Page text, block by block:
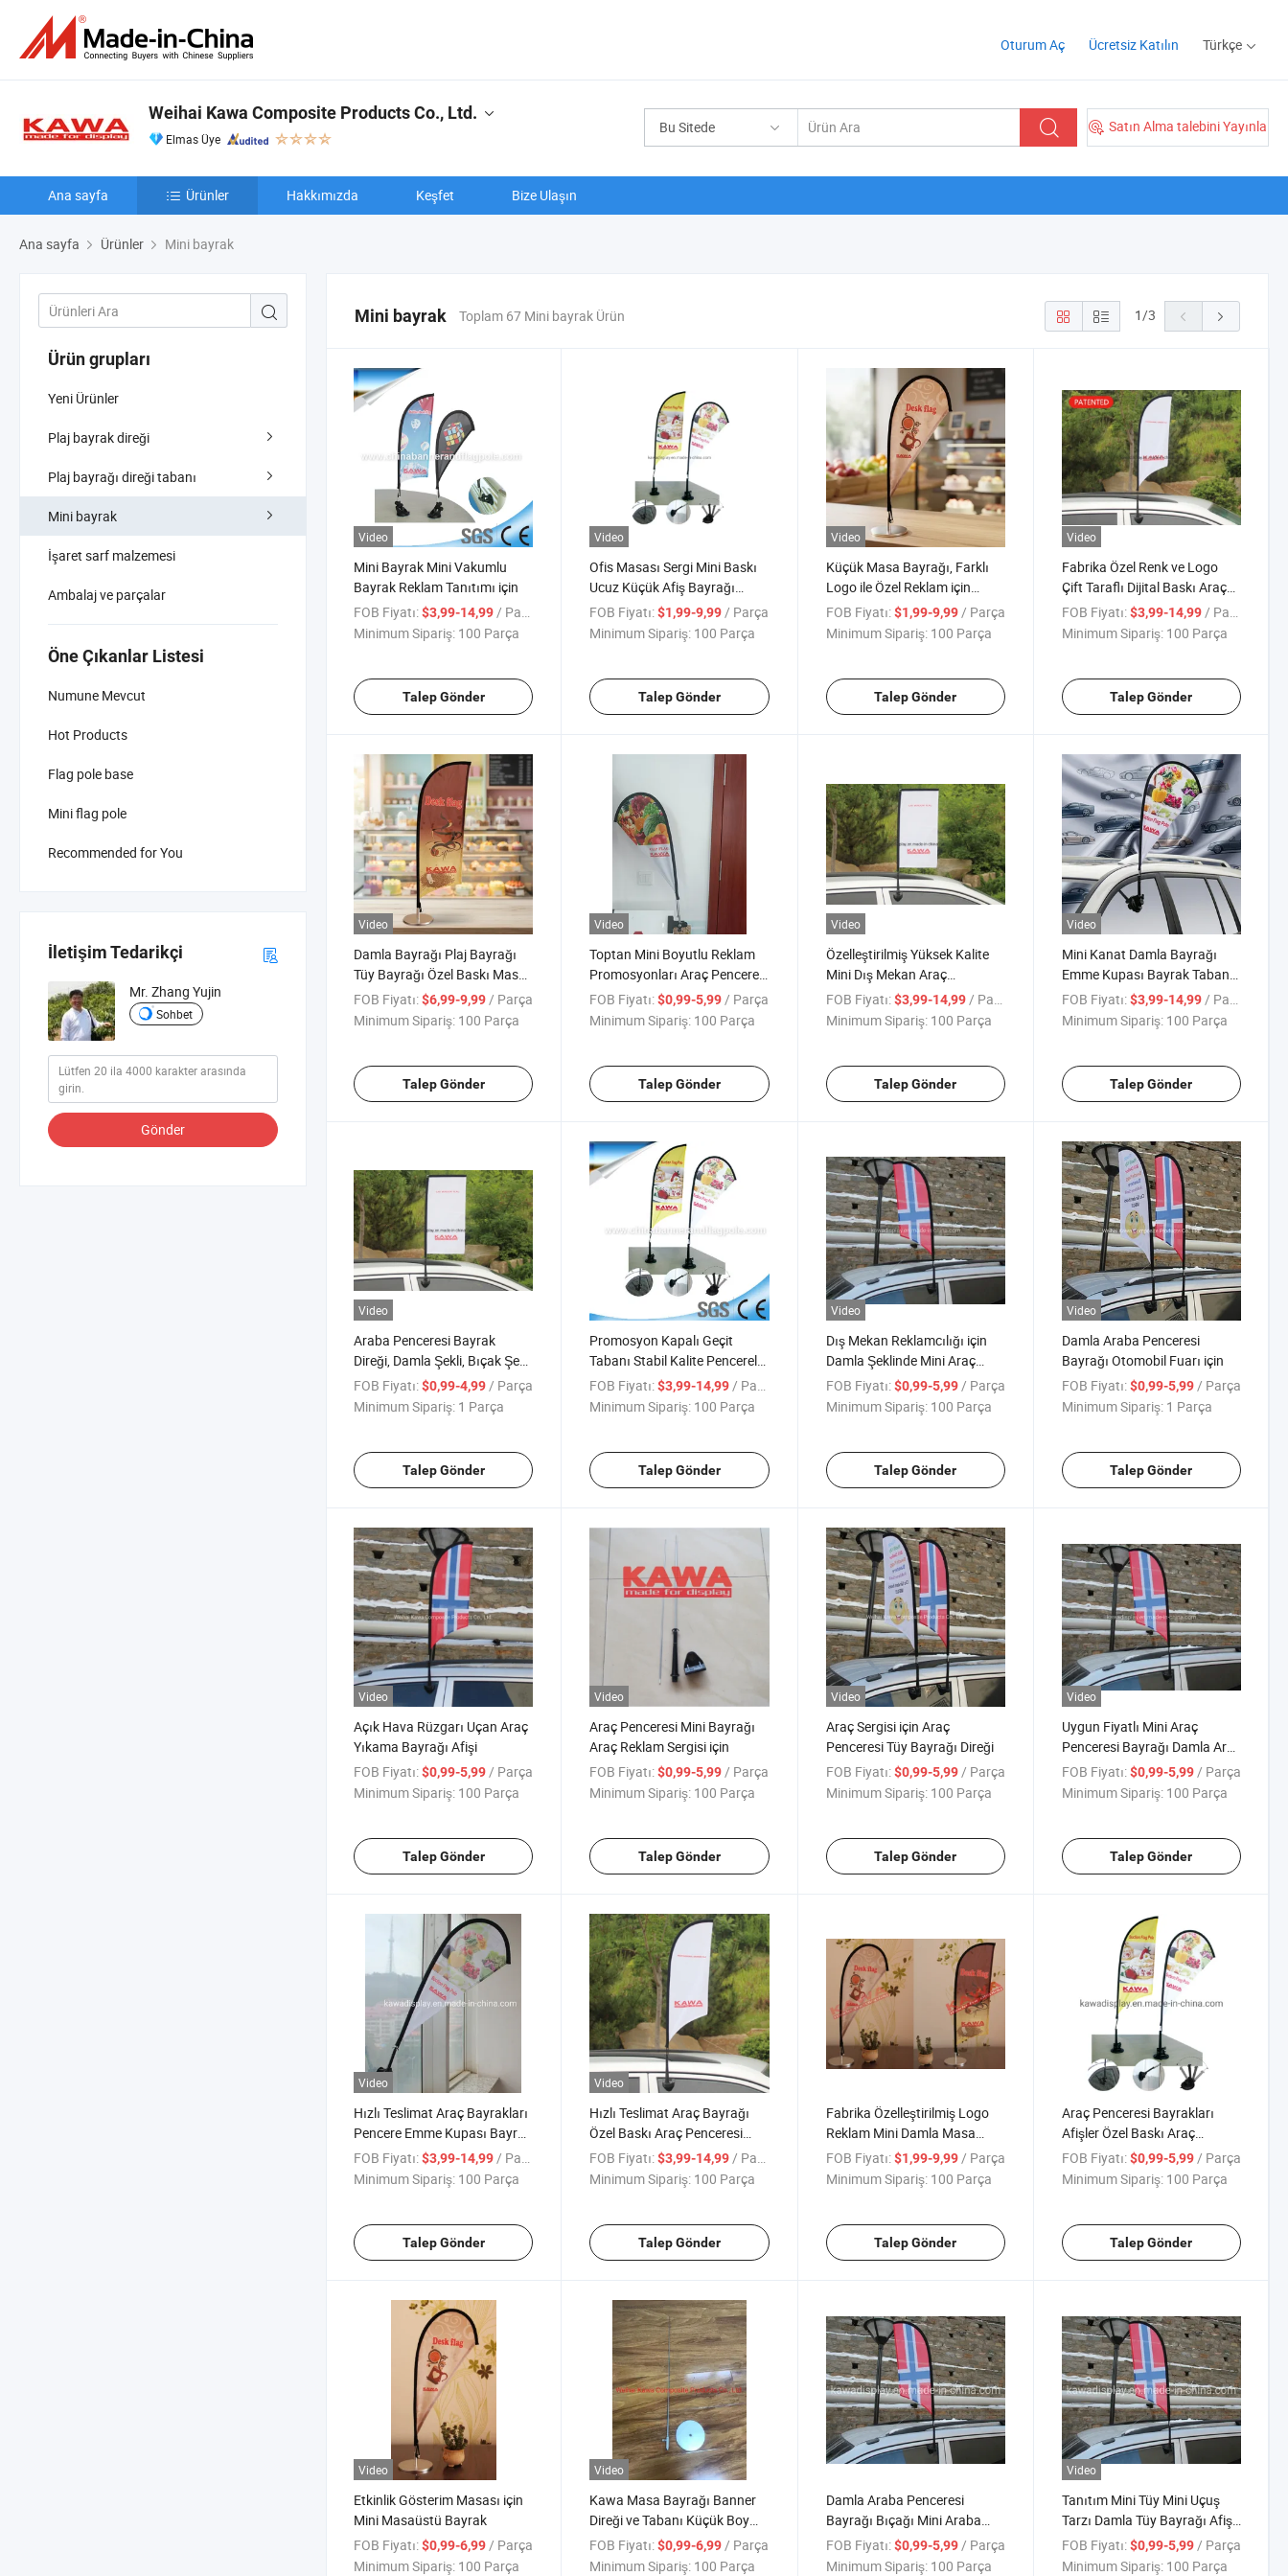
Oturum Aç Ücretsiz Katılın Türkçe
Bu Sitede Satın Alma talebini Yayınla
Weihai Kawa Composite Products Co., Ltd.
Elmas Üye
Ana sayfa Ürünler Hakkımızda Keşfet Bize Ulaşın
Ana sayfa Ürünler Mini bayrak
Ürün grupları
Yeni Ürünler
Plaj bayrak direği
Plaj bayrağı direği tabanı
Mini bayrak
İşaret sarf malzemesi
Ambalaj ve parçalar
Öne Çıkanlar Listesi
Numune Mevcut
Hot Products
Flag pole base
Mini flag pole
Recommended for You
İletişim Tedarikçi
Mr. Zhang Yujin
Sohbet
Gönder
Mini bayrak Toplam 67 Mini bayrak Ürün 1/3
Video
Mini Bayrak Mini Vakumlu
Bayrak Reklam Tanıtımı için
FOB Fiyatı:$3,99-14,99/ Parça
Minimum Sipariş: 100 Parça
Talep Gönder
Video
Ofis Masası Sergi Mini Baskı
Ucuz Küçük Afiş Bayrağı
Reklam İçin
FOB Fiyatı: $1,99-9,99/ Parça
Minimum Sipariş: 100 Parça
Talep Gönder
Video
Küçük Masa Bayrağı, Farklı
Logo ile Özel Reklam için
Toptan Fiyatla Damla ve Bıçak
Şeklinde Mini Masa Bayrağı
FOB Fiyatı: $1,99-9,99/ Parça
Minimum Sipariş: 100 Parça
Talep Gönder
Video
Fabrika Özel Renk ve Logo
Çift Taraflı Dijital Baskı Araç
Penceresi Bayrak Afişleri
Tanıtımında
FOB Fiyatı: $3,99-14,99/ Parça
Minimum Sipariş: 100 Parça
Talep Gönder
Video
Damla Bayrağı Plaj Bayrağı
Tüy Bayrağı Özel Baskı Masa
Bayrağı
FOB Fiyatı:$6,99-9,99 / Parça
Minimum Sipariş: 100 Parça
Talep Gönder
Video
Toptan Mini Boyutlu Reklam
Promosyonları Araç Penceresi
Bayrağı Özel Baskılı Araç
Bayrağı/ Damla Araç Bayrağı
Bıçak Araç Bayrağı
FOB Fiyatı: $0,99-5,99 / Parça
Minimum Sipariş: 100 Parça
Talep Gönder
Video
Özelleştirilmiş Yüksek Kalite
Mini Dış Mekan Araç
Penceresi Tüy Plaj Bayrağı
Damla Bayraklar
FOB Fiyatı: $3,99-14,99 / Parça
Minimum Sipariş: 100 Parça
Talep Gönder
Video
Mini Kanat Damla Bayrağı
Emme Kupası Bayrak Tabanı
Satış Noktası Masa Bayrağı
Pencere Bayrağı
FOB Fiyatı: $3,99-14,99 / Parça
Minimum Sipariş: 100 Parça
Talep Gönder
Video
Araba Penceresi Bayrak
Direği, Damla Şekli, Bıçak Şekli
ve Blok Şekli
FOB Fiyatı:$0,99-4,99 / Parça
Minimum Sipariş: 1 Parça
Talep Gönder
Promosyon Kapalı Geçit
Tabanı Stabil Kalite Pencereler
Mini Stil Emme Kupası Damla
Afişi
FOB Fiyatı: $3,99-14,99 / Parça
Minimum Sipariş: 100 Parça
Talep Gönder
Video
Dış Mekan Reklamcılığı için
Damla Şeklinde Mini Araç
Bayrağı
FOB Fiyatı: $0,99-5,99 / Parça
Minimum Sipariş: 100 Parça
Talep Gönder
Video
Damla Araba Penceresi
Bayrağı Otomobil Fuarı için
FOB Fiyatı: $0,99-5,99 / Parça
Minimum Sipariş: 1 Parça
Talep Gönder
Video
Açık Hava Rüzgarı Uçan Araç
Yıkama Bayrağı Afişi
FOB Fiyatı:$0,99-5,99/ Parça
Minimum Sipariş: 100 Parça
Talep Gönder
Video
Araç Penceresi Mini Bayrağı
Araç Reklam Sergisi için
FOB Fiyatı: $0,99-5,99 / Parça
Minimum Sipariş: 100 Parça
Talep Gönder
Video
Araç Sergisi için Araç
Penceresi Tüy Bayrağı Direği
FOB Fiyatı: $0,99-5,99/ Parça
Minimum Sipariş: 100 Parça
Talep Gönder
Video
Uygun Fiyatlı Mini Araç
Penceresi Bayrağı Damla Araç
Bayrağı Afişi Araç Reklam
Gösterimi için
FOB Fiyatı: $0,99-5,99/ Parça
Minimum Sipariş: 100 Parça
Talep Gönder
Video
Hızlı Teslimat Araç Bayrakları
Pencere Emme Kupası Bayrak
Direği Özel Baskı ile
FOB Fiyatı:$3,99-14,99/ Parça
Minimum Sipariş: 100 Parça
Talep Gönder
Video
Hızlı Teslimat Araç Bayrağı
Özel Baskı Araç Penceresi
Bayrağı Tek Taraflı Çift Taraflı
Araç Penceresi Bayrağı OEM
FOB Fiyatı: $3,99-14,99/ Parça
Minimum Sipariş: 100 Parça
Talep Gönder
Fabrika Özelleştirilmiş Logo
Reklam Mini Damla Masa
Standı Uçan Masa Plaj
Bayrağı Flaması
FOB Fiyatı: $1,99-9,99/ Parça
Minimum Sipariş: 100 Parça
Talep Gönder
Araç Penceresi Bayrakları
Afişler Özel Baskı Araç
Bayrakları OEM Reklam
Etkinlikleri için
FOB Fiyatı: $0,99-5,99/ Parça
Minimum Sipariş: 100 Parça
Talep Gönder
Video
Etkinlik Gösterim Masası için
Mini Masaüstü Bayrak
FOB Fiyatı:$0,99-6,99 / Parça
Minimum Sipariş: 100 Parça
Video
Kawa Masa Bayrağı Banner
Direği ve Tabanı Küçük Boy
Reklam Dekoratif Bayraklar
Reklam Gösterimi için 44cm
FOB Fiyatı: $0,99-6,99 / Parça
Minimum Sipariş: 100 Parça
Damla Araba Penceresi
Bayrağı Bıçağı Mini Araba
Penceresi Bayrağı Blok Araba
Bayrağı
FOB Fiyatı: $0,99-5,99 / Parça
Minimum Sipariş: 100 Parça
Video
Tanıtım Mini Tüy Mini Uçuş
Tarzı Damla Tüy Bayrağı Afişi
Araç Tanıtım Bayrağı Direği
Klips ile Satılık
FOB Fiyatı: $0,99-5,99 / Parça
Minimum Sipariş: 100 Parça